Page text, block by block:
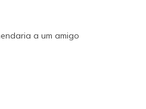
a um amigo